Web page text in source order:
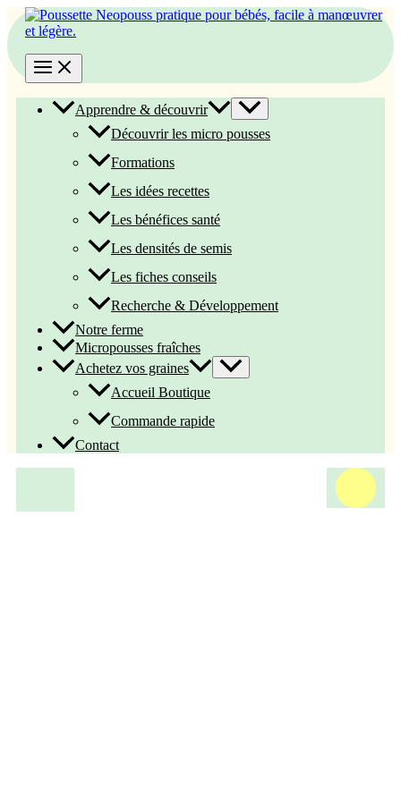
Aller
au
Apprendre & découvrir
Découvrir les micro pousses
Formations
Les idées recettes
Les bénéfices santé
Les densités de semis
Les fiches conseils
Recherche & Développement
Notre ferme
Micropousses fraîches
Achetez vos graines
Accueil Boutique
Commande rapide
Contact